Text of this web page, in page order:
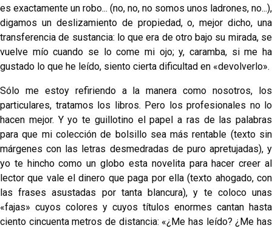
es exactamente un robo... (no, no, no somos unos ladrones, no...),
digamos un deslizamiento de pro­piedad, o, mejor dicho, una
transferencia de sustancia: lo que era de otro bajo su mirada, se
vuelve mío cuando se lo come mi ojo; y, caramba, si me ha
gustado lo que he leído, siento cierta dificultad en «devolverlo».
Sólo me estoy refiriendo a la manera como nosotros, los
particulares, tratamos los libros. Pero los profesiona­les no lo
hacen mejor. Y yo te guillotino el papel a ras de las palabras
para que mi colección de bolsillo sea más rentable (texto sin
márgenes con las letras desmedradas de puro apretujadas), y
yo te hincho como un globo esta novelita para hacer creer al
lector que vale el dinero que paga por ella (texto ahogado, con
las frases asustadas por tanta blancura), y te coloco unas
«fajas» cuyos colores y cuyos títulos enormes cantan hasta
ciento cincuenta me­tros de distancia: «¿Me has leído? ¿Me has